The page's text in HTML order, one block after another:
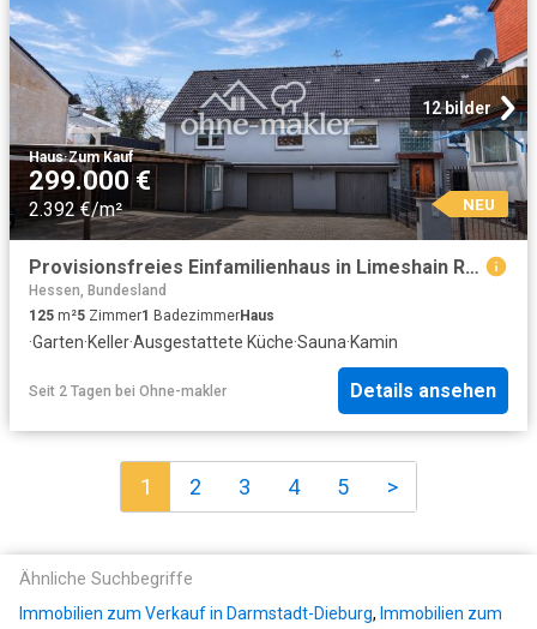
12 bilder
Haus·Zum Kauf
299.000 €
2.392 €/m² NEU
Provisionsfreies Einfamilienhaus in Limeshain Rommelhausen
Hessen, Bundesland
125 m²5 Zimmer1 BadezimmerHaus
·Garten·Keller·Ausgestattete Küche·Sauna·Kamin
Seit 2 Tagen bei Ohne-makler Details ansehen
1 2 3 4 5 >
Ähnliche Suchbegriffe
Immobilien zum Verkauf in Darmstadt-Dieburg, Immobilien zum